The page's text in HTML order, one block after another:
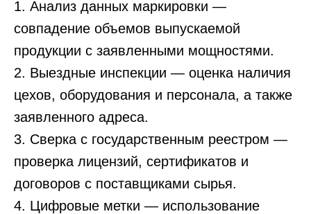
1. Анализ данных маркировки —
совпадение объемов выпускаемой
продукции с заявленными мощностями.
2. Выездные инспекции — оценка наличия
цехов, оборудования и персонала, а также
заявленного адреса.
3. Сверка с государственным реестром —
проверка лицензий, сертификатов и
договоров с поставщиками сырья.
4. Цифровые метки — использование